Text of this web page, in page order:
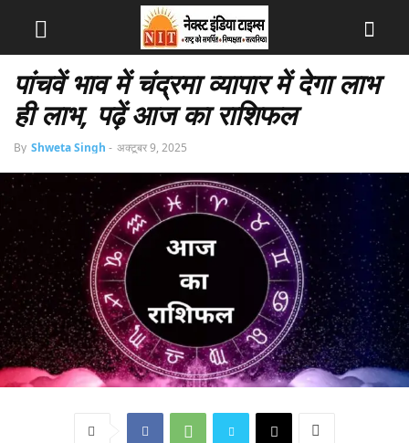
पांचवें भाव में चंद्रमा व्यापार में देगा लाभ
ही लाभ, पढ़ें आज का राशिफल
By Shweta Singh - अक्टूबर 9, 2025